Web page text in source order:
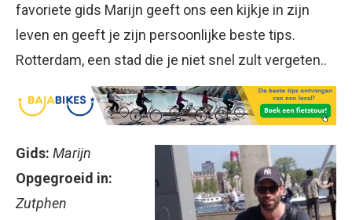
favoriete gids Marijn geeft ons een kijkje in zijn
leven en geeft je zijn persoonlijke beste tips.
Rotterdam, een stad die je niet snel zult vergeten..
Gids: Marijn
Opgegroeid in:
Zutphen